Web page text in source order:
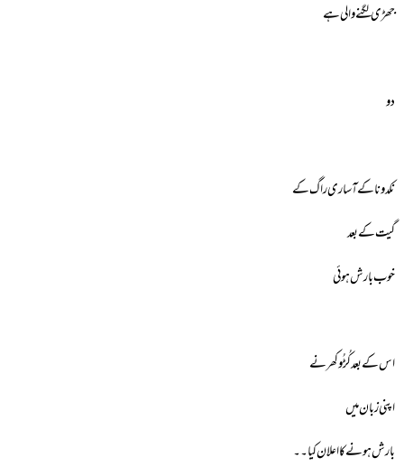
جھڑی لگنے والی ہے
دو
نکدونا کے آساری راگ کے
گیت کے بعد
خوب بارش ہوئی
اس کے بعد کُڑُوکھر نے
اپنی زبان میں
بارش ہونے کا اعلان کیا۔۔